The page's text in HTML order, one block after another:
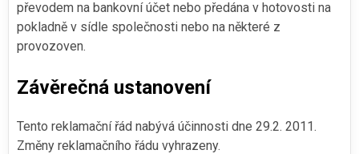
převodem na bankovní účet nebo předána v hotovosti na
pokladně v sídle společnosti nebo na některé z
provozoven.
Závěrečná ustanovení
Tento reklamační řád nabývá účinnosti dne 29.2. 2011.
Změny reklamačního řádu vyhrazeny.